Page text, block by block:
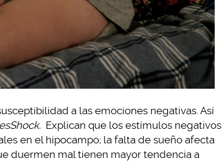
a las emociones negativas. Así
Explican que los estímulos negativos
en el hipocampo; la falta de sueño afecta
duermen mal tienen mayor tendencia a